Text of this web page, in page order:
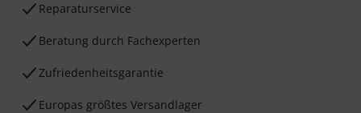
Reparaturservice
Beratung durch Fachexperten
Zufriedenheitsgarantie
Europas größtes Versandlager